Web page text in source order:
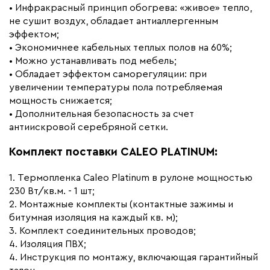
• Инфракрасный принцип обогрева: «живое» тепло,
не сушит воздух, обладает антиаллергенным
эффектом;
• Экономичнее кабельных теплых полов на 60%;
• Можно устанавливать под мебель;
• Обладает эффектом саморегуляции: при
увеличении температуры пола потребляемая
мощность снижается;
• Дополнительная безопасность за счет
антиискровой серебряной сетки.
Комплект поставки CALEO PLATINUM:
1. Термопленка Caleo Platinum в рулоне мощностью
230 Вт/кв.м. - 1 шт;
2. Монтажные комплекты (контактные зажимы и
битумная изоляция на каждый кв. м);
3. Комплект соединительных проводов;
4. Изоляция ПВХ;
4. Инструкция по монтажу, включающая гарантийный